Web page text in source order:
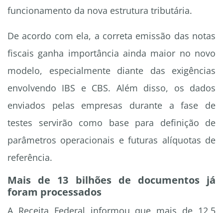
funcionamento da nova estrutura tributária.
De acordo com ela, a correta emissão das notas
fiscais ganha importância ainda maior no novo
modelo, especialmente diante das exigências
envolvendo IBS e CBS. Além disso, os dados
enviados pelas empresas durante a fase de
testes servirão como base para definição de
parâmetros operacionais e futuras alíquotas de
referência.
Mais de 13 bilhões de documentos já
foram processados